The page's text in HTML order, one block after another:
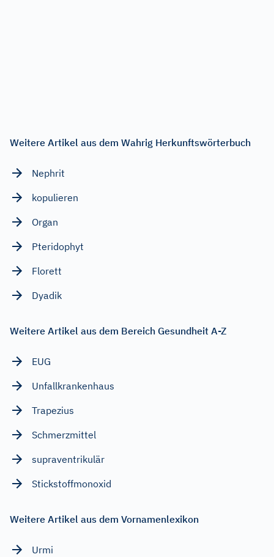
Weitere Artikel aus dem Wahrig Herkunftswörterbuch
Nephrit
kopulieren
Organ
Pteridophyt
Florett
Dyadik
Weitere Artikel aus dem Bereich Gesundheit A-Z
EUG
Unfallkrankenhaus
Trapezius
Schmerzmittel
supraventrikulär
Stickstoffmonoxid
Weitere Artikel aus dem Vornamenlexikon
Urmi